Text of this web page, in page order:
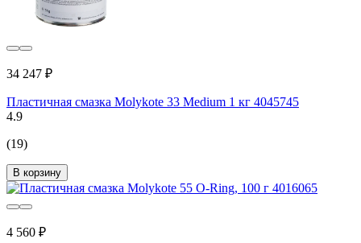
34 247 ₽
Пластичная смазка Molykote 33 Medium 1 кг 4045745
4.9
(19)
В корзину
4 560 ₽